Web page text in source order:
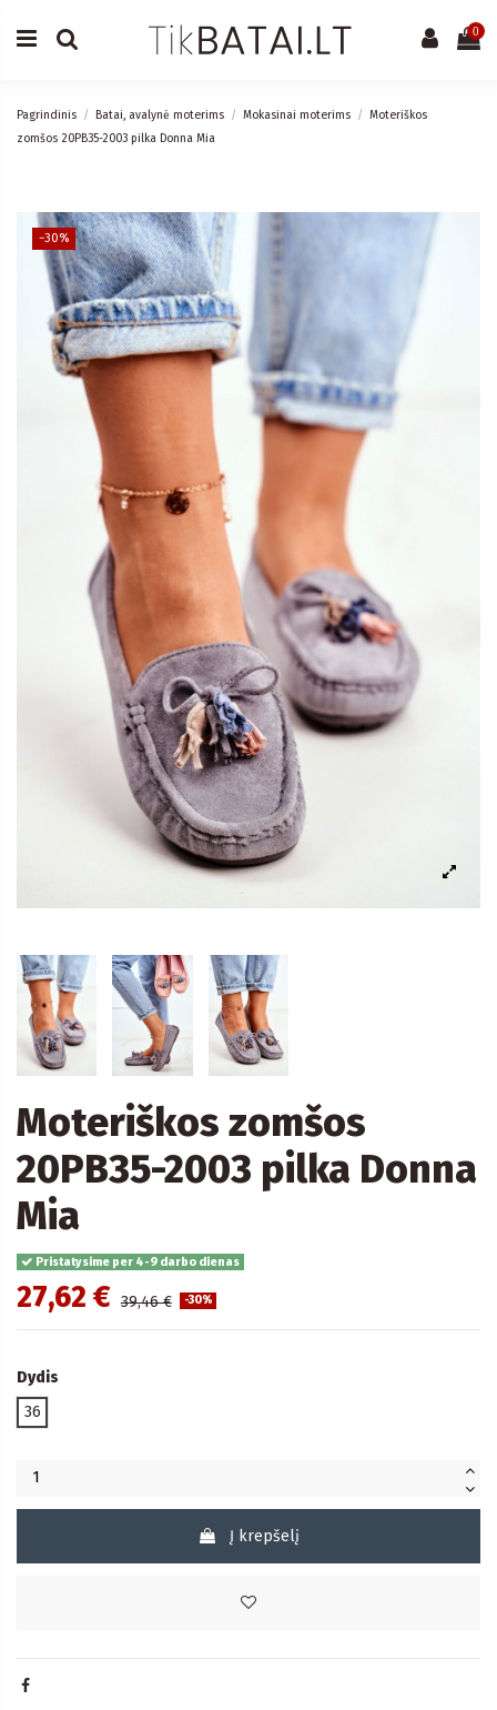
0
Pagrindinis Batai, avalynė moterims Mokasinai moterims
Moteriškos
zomšos 20PB35-2003 pilka Donna Mia
−30%
Moteriškos zomšos
20PB35-2003 pilka Donna
Mia
Pristatysime per 4-9 darbo dienas
27,62 € 39,46 € -30%
Dydis
36
Į krepšelį